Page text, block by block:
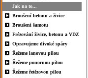
Jak na to...
Broušení betonu a živice
Broušení šamotu
Frézování živice, betonu a VDZ
Opravujeme divoké spáry
Řežeme lanovou pilou
Řežeme ponornou pilou
Řežeme řetězovou pilou